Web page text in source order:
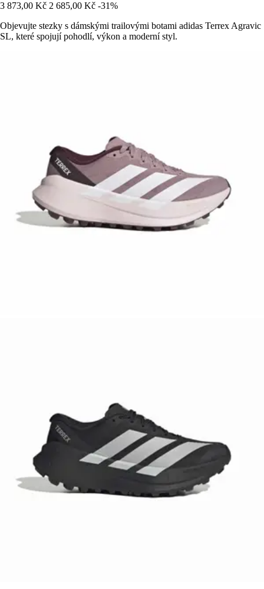
3 873,00 Kč 2 685,00 Kč -31%
Objevujte stezky s dámskými trailovými botami adidas Terrex Agravic
SL, které spojují pohodlí, výkon a moderní styl.